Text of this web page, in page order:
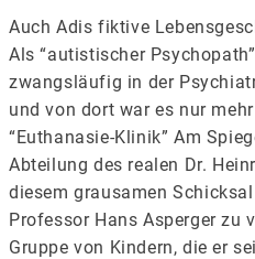
Auch Adis fiktive
Als “autistischer
zwangsläufig in der
und von dort war es nur
“Euthanasie-Klinik” Am
Abteilung des realen Dr.
diesem grausamen
Professor Hans Asperger zu
Gruppe von Kindern, die er